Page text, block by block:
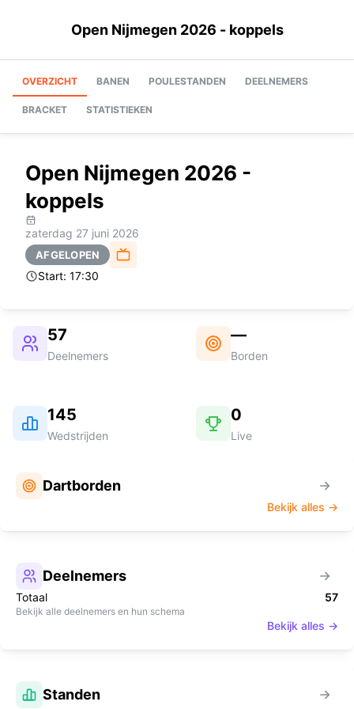
Open Nijmegen 2026 - koppels
OVERZICHT BANEN POULESTANDEN DEELNEMERS
BRACKET STATISTIEKEN
Open Nijmegen 2026 -
koppels
zaterdag 27 juni 2026
AFGELOPEN
Start: 17:30
57
Deelnemers
—
Borden
145
Wedstrijden
0
Live
Dartborden
Bekijk alles →
Deelnemers
Totaal 57
Bekijk alle deelnemers en hun schema
Bekijk alles →
Standen